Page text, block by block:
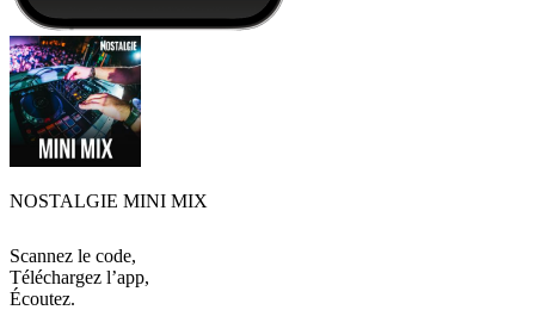
NOSTALGIE MINI MIX
Scannez le code,
Téléchargez l’app,
Écoutez.